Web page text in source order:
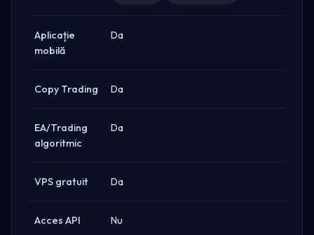
Aplicație
mobilă
Da
Copy Trading Da
EA/Trading
algoritmic
Da
VPS gratuit Da
Acces API Nu